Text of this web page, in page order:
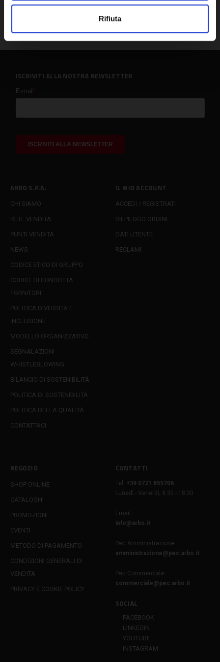
Rifiuta
ARBO S.P.A.
CHI SIAMO
RETE VENDITA
PUNTI VENDITA
NEWS
CODICE ETICO DI GRUPPO
CODICE DI CONDOTTA
FORNITORI
POLITICA DIVERSITÀ E
INCLUSIONE
MODELLO ORGANIZZATIVO
SEGNALAZIONI
WHISTLEBLOWING
BILANCIO DI SOSTENIBILITÀ
POLITICA DI SOSTENIBILITÀ
POLITICA DELLA QUALITÀ
CONTATTACI
IL MIO ACCOUNT
ACCEDI / REGISTRATI
RIEPILOGO ORDINI
DATI UTENTE
RECLAMI
NEGOZIO
SHOP ONLINE
CATALOGHI
PROMOZIONI
EVENTI
METODO DI PAGAMENTO
CONDIZIONI GENERALI DI
VENDITA
PRIVACY E COOKIE POLICY
CONTATTI
Tel:
+39 0721 855706
Lunedì - Venerdì, 8:30 - 18:30
Email:
info@arbo.it
Pec Amministrazione:
amministrazione@pec.arbo.it
Pec Commerciale:
commerciale@pec.arbo.it
SOCIAL
FACEBOOK
LINKEDIN
YOUTUBE
INSTAGRAM
ISCRIVITI ALLA NOSTRA NEWSLETTER